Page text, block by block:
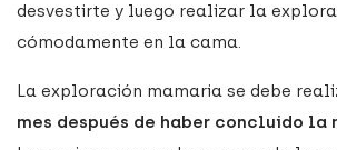
desvestirte y luego realizar la
cómodamente en la cama.
La exploración mamaria se debe
mes después de haber concluido la